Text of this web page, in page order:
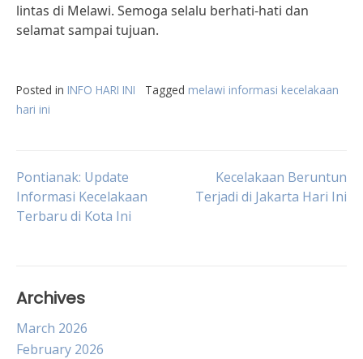
lintas di Melawi. Semoga selalu berhati-hati dan
selamat sampai tujuan.
Posted in INFO HARI INI Tagged melawi informasi kecelakaan
hari ini
Post
navigation
Pontianak: Update
Informasi Kecelakaan
Terbaru di Kota Ini
Kecelakaan Beruntun
Terjadi di Jakarta Hari Ini
Archives
March 2026
February 2026